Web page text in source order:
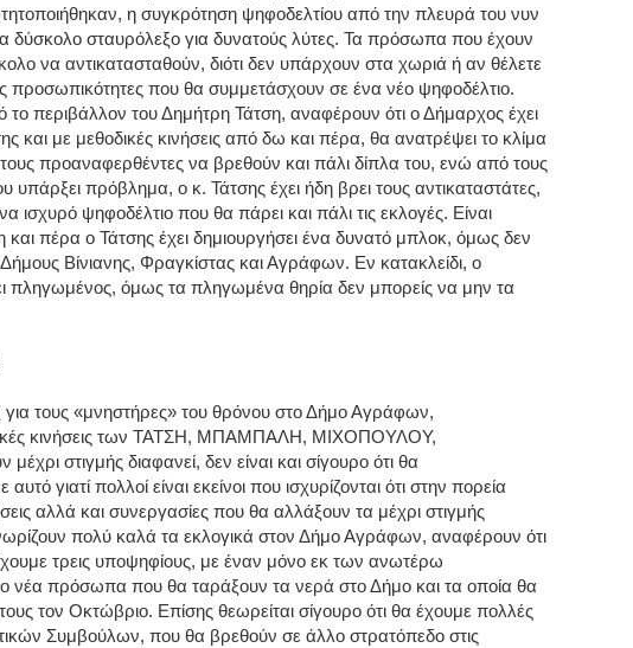
η συγκρότηση ψηφοδελτίου από την πλευρά του νυν
δύσκολο σταυρόλεξο για δυνατούς λύτες. Τα πρόσωπα που έχουν
να αντικατασταθούν, διότι δεν υπάρχουν στα χωριά ή αν θέλετε
προσωπικότητες που θα συμμετάσχουν σε ένα νέο ψηφοδέλτιο.
περιβάλλον του Δημήτρη Τάτση, αναφέρουν ότι ο Δήμαρχος έχει
και με μεθοδικές κινήσεις από δω και πέρα, θα ανατρέψει το κλίμα
τους προαναφερθέντες να βρεθούν και πάλι δίπλα του, ενώ από τους
υπάρξει πρόβλημα, ο κ. Τάτσης έχει ήδη βρει τους αντικαταστάτες,
ισχυρό ψηφοδέλτιο που θα πάρει και πάλι τις εκλογές. Είναι
και πέρα ο Τάτσης έχει δημιουργήσει ένα δυνατό μπλοκ, όμως δεν
Βίνιανης, Φραγκίστας και Αγράφων. Εν κατακλείδι, ο
πληγωμένος, όμως τα πληγωμένα θηρία δεν μπορείς να μην τα
τους «μνηστήρες» του θρόνου στο Δήμο Αγράφων,
κινήσεις των ΤΑΤΣΗ, ΜΠΑΜΠΑΛΗ, ΜΙΧΟΠΟΥΛΟΥ,
στιγμής διαφανεί, δεν είναι και σίγουρο ότι θα
γιατί πολλοί είναι εκείνοι που ισχυρίζονται ότι στην πορεία
αλλά και συνεργασίες που θα αλλάξουν τα μέχρι στιγμής
πολύ καλά τα εκλογικά στον Δήμο Αγράφων, αναφέρουν ότι
τρεις υποψηφίους, με έναν μόνο εκ των ανωτέρω
νέα πρόσωπα που θα ταράξουν τα νερά στο Δήμο και τα οποία θα
τον Οκτώβριο. Επίσης θεωρείται σίγουρο ότι θα έχουμε πολλές
Συμβούλων, που θα βρεθούν σε άλλο στρατόπεδο στις